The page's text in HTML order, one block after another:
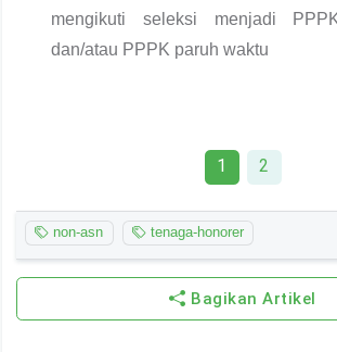
mengikuti seleksi menjadi
dan/atau PPPK paruh waktu
1 2
non-asn tenaga-honorer
Bagikan Artikel